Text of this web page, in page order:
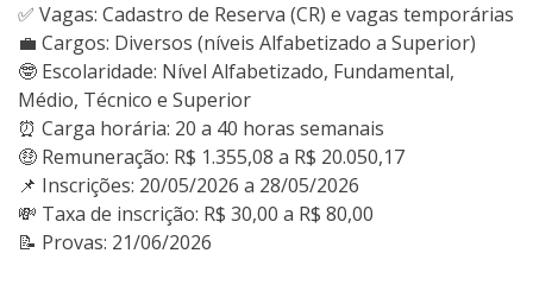
✅ Vagas: Cadastro de Reserva (CR) e vagas temporárias
💼 Cargos: Diversos (níveis Alfabetizado a Superior)
🤓 Escolaridade: Nível Alfabetizado, Fundamental,
Médio, Técnico e Superior
⏰ Carga horária: 20 a 40 horas semanais
🤑 Remuneração: R$ 1.355,08 a R$ 20.050,17
📌 Inscrições: 20/05/2026 a 28/05/2026
💸 Taxa de inscrição: R$ 30,00 a R$ 80,00
📝 Provas: 21/06/2026